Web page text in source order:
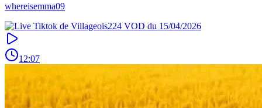
whereisemma09
12:07